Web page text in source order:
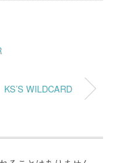
KS’S WILDCARD